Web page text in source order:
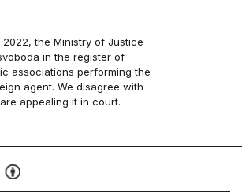
the Ministry of Justice
in the register of
associations performing the
agent. We disagree with
appealing it in court.